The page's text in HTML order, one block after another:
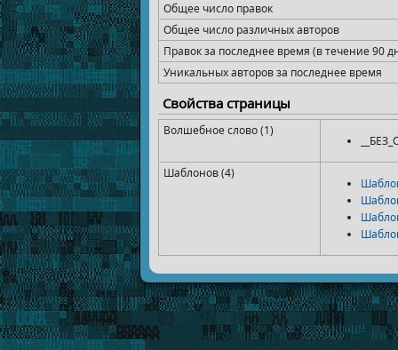
Общее число правок
Общее число различных авторов
Правок за последнее время (в течение 90
Уникальных авторов за последнее время
Свойства страницы
Волшебное слово (1)
Шаблонов (4)